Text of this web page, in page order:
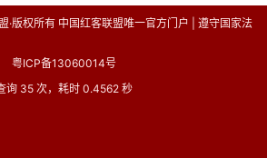
·版权所有 中国红客联盟唯一官方门户 | 遵守国家法
粤ICP备13060014号
询 35 次，耗时 0.4562 秒